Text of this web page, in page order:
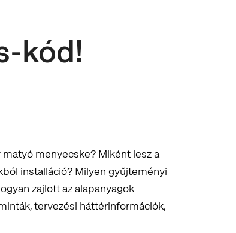
kód!
menyecske? Miként lesz a
installáció? Milyen gyűjteményi
zajlott az alapanyagok
tervezési háttérinformációk,